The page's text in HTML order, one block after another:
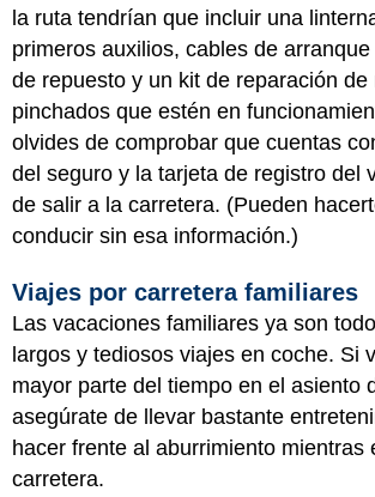
la ruta tendrían que incluir una
primeros auxilios, cables de
de repuesto y un kit de reparación de
pinchados que estén en
olvides de comprobar que cuentas
del seguro y la tarjeta de registro del
de salir a la carretera. (Pueden
conducir sin esa información.)
Viajes por carretera familiares
Las vacaciones familiares ya son
largos y tediosos viajes en coche. Si
mayor parte del tiempo en el asiento
asegúrate de llevar bastante
hacer frente al aburrimiento mientras
carretera.